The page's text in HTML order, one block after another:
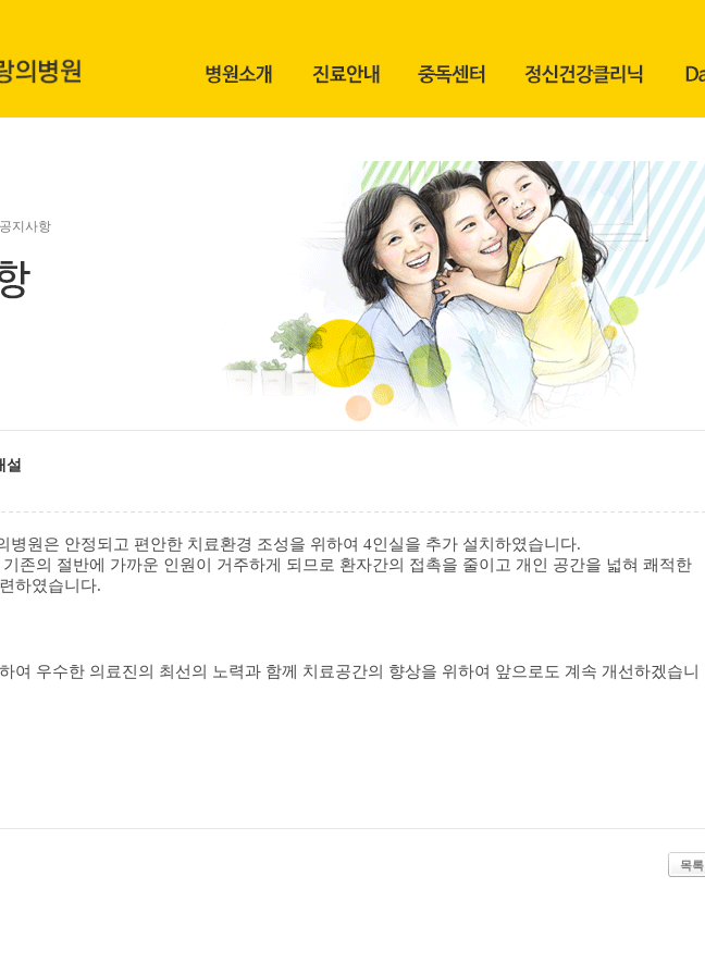
공지사항
설
병원은 안정되고 편안한 치료환경 조성을 위하여 4인실을 추가 설치하였습니다.
기존의 절반에 가까운 인원이 거주하게 되므로 환자간의 접촉을 줄이고 개인 공간을 넓혀 쾌적한
하였습니다.
여 우수한 의료진의 최선의 노력과 함께 치료공간의 향상을 위하여 앞으로도 계속 개선하겠습니
목록